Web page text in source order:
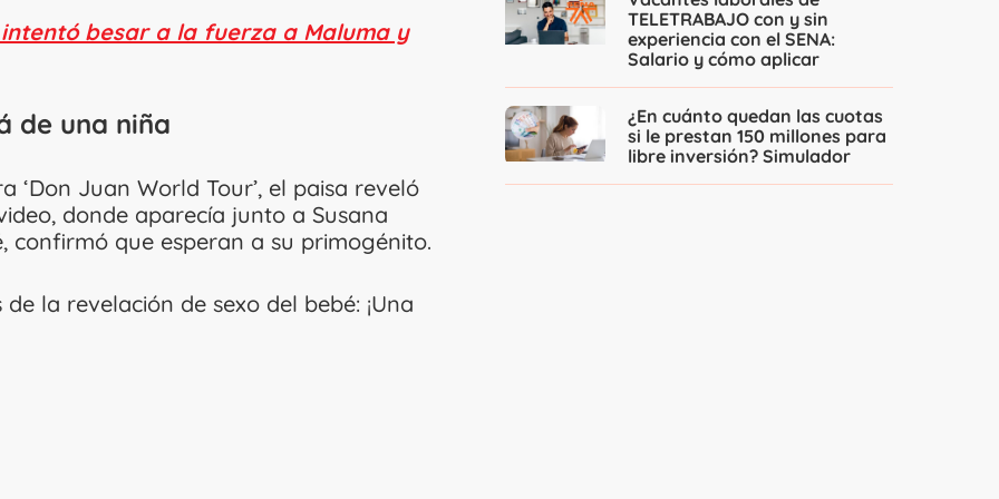
besar a la fuerza a Maluma y
de una niña
‘Don Juan World Tour’, el paisa reveló
donde aparecía junto a Susana
confirmó que esperan a su primogénito.
la revelación de sexo del bebé: ¡Una
TELETRABAJO con y sin
experiencia con el SENA:
Salario y cómo aplicar
¿En cuánto quedan las cuotas
si le prestan 150 millones para
libre inversión? Simulador